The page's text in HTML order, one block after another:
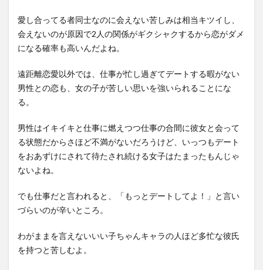
愛し合ってる者同士なのに会えない苦しみは相当キツイし、
会えないのが原因で2人の関係がギクシャクするから恋がダメ
になる確率も高いんだよね。
遠距離恋愛以外では、仕事が忙し過ぎてデートする暇がない
男性との恋も、女の子が苦しい思いを強いられることにな
る。
男性はイキイキと仕事に燃えつつ仕事の合間に彼女と会って
る状態だからさほど不満がないだろうけど、いっつもデート
をおあずけにされて待たされ続ける女子はたまったもんじゃ
ないよね。
でも仕事だと言われると、「もっとデートしてよ！」と言い
づらいのが辛いところ。
わがままを言えないいい子ちゃんキャラの人ほど多忙な彼氏
を持つと苦しむよ。